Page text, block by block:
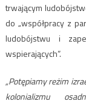
trwającym
do „współpracy z
ludobójstwu i
wspierających”.
„Potępiamy reżim
kolonializmu